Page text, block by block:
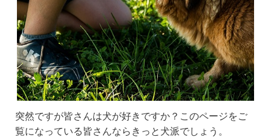
突然ですが皆さんは犬が好きですか？このページをご
覧になっている皆さんならきっと犬派でしょう。